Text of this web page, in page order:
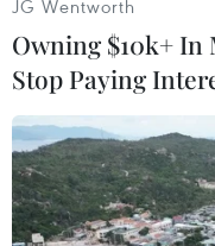
JG Wentworth
Owning $10k+ In
Stop Paying